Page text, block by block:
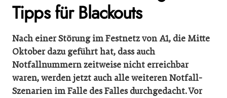
Tipps für Blackouts
Nach einer Störung im Festnetz von A1, die Mitte
Oktober dazu geführt hat, dass auch
Notfallnummern zeitweise nicht erreichbar
waren, werden jetzt auch alle weiteren Notfall-
Szenarien im Falle des Falles durchgedacht. Vor